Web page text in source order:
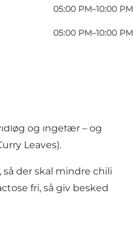
05:00 PM–10:00 PM
05:00 PM–10:00 PM
af skønne
og ingefær – og
Leaves).
der skal mindre chili
fri, så giv besked